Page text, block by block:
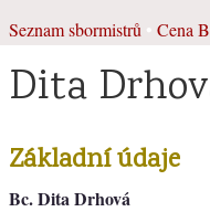
Seznam sbormistrů Cena
Dita
Základní údaje
Bc. Dita Drhová